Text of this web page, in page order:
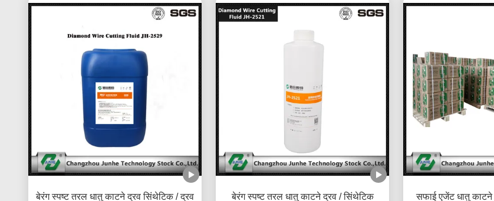
बेरंग स्पष्ट तरल धातु काटने द्रव सिंथेटिक / द्रव
बेरंग स्पष्ट तरल धातु काटने द्रव / सिंथेटिक
सफाई एजेंट धातु काटने